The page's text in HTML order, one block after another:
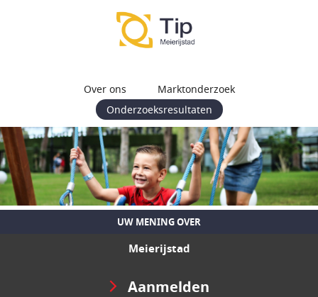
Over ons
Marktonderzoek
Onderzoeksresultaten
UW MENING OVER
Meierijstad
Aanmelden